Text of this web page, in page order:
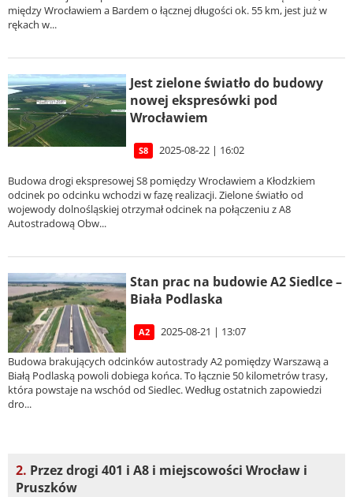
między Wrocławiem a Bardem o łącznej długości ok. 55 km, jest już w
rękach w...
Jest zielone światło do budowy
nowej ekspresówki pod
Wrocławiem
S8 2025-08-22 | 16:02
Budowa drogi ekspresowej S8 pomiędzy Wrocławiem a Kłodzkiem
odcinek po odcinku wchodzi w fazę realizacji. Zielone światło od
wojewody dolnośląskiej otrzymał odcinek na połączeniu z A8
Autostradową Obw...
Stan prac na budowie A2 Siedlce –
Biała Podlaska
A2 2025-08-21 | 13:07
Budowa brakujących odcinków autostrady A2 pomiędzy Warszawą a
Białą Podlaską powoli dobiega końca. To łącznie 50 kilometrów trasy,
która powstaje na wschód od Siedlec. Według ostatnich zapowiedzi
dro...
2. Przez drogi 401 i A8 i miejscowości Wrocław i
Pruszków